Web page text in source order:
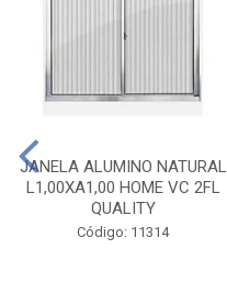
JANELA ALUMINO NATURAL
L1,00XA1,00 HOME VC 2FL
QUALITY
Código: 11314